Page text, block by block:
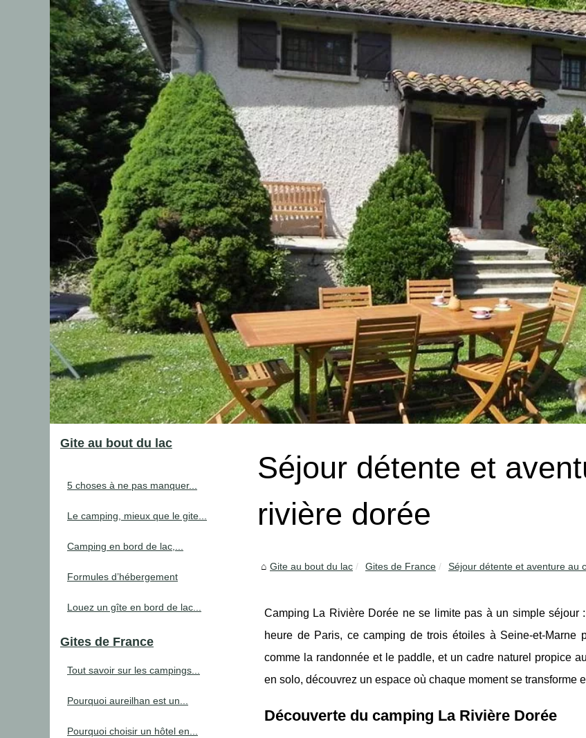
Séjour détente et
rivière dorée
Gite au bout du lac Gites de France Séjour détente et aventure au
Camping La Rivière Dorée ne se limite pas à un simple séjour
heure de Paris, ce camping de trois étoiles à Seine-et-Marne
comme la randonnée et le paddle, et un cadre naturel propice
en solo, découvrez un espace où chaque moment se transforme
Découverte du camping La Rivière Dorée
Gite au bout du lac
5 choses à ne pas manquer...
Le camping, mieux que le gite...
Camping en bord de lac,...
Formules d’hébergement
Louez un gîte en bord de lac...
Gites de France
Tout savoir sur les campings...
Pourquoi aureilhan est un...
Pourquoi choisir un hôtel en...